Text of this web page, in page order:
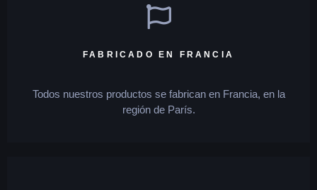
FABRICADO EN FRANCIA
Todos nuestros productos se fabrican en Francia, en la
región de París.